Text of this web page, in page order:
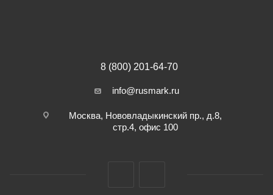
8 (800) 201-64-70
info@rusmark.ru
Москва, Нововладыкинский пр., д.8,
стр.4, офис 100